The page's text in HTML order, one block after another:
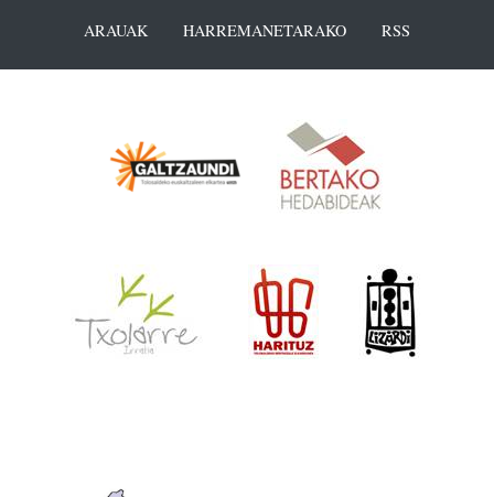
ARAUAK
HARREMANETARAKO RSS